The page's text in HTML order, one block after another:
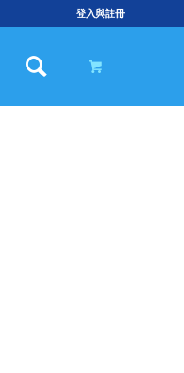
登入與註冊